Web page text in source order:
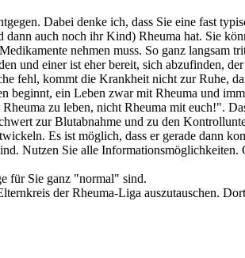
Dabei denke ich, dass Sie eine fast
auch noch ihr Kind) Rheuma hat. Sie
nehmen muss. So ganz langsam
und einer ist eher bereit, sich abzufinden,
fehl, kommt die Krankheit nicht zur Ruhe,
beginnt, ein Leben zwar mit Rheuma und
zu leben, nicht Rheuma mit euch!".
zur Blutabnahme und zu den
Es ist möglich, dass er gerade
Nutzen Sie alle
für Sie ganz "normal" sind.
der Rheuma-Liga auszutauschen.